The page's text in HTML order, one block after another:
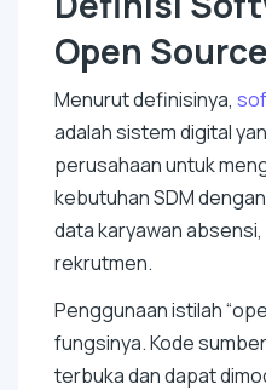
Open Source
Menurut definisinya,
adalah sistem digital
perusahaan untuk
kebutuhan SDM
data karyawan
rekrutmen.
Penggunaan istilah “
fungsinya. Kode
terbuka dan dapat